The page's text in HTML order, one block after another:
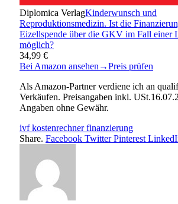
Diplomica VerlagKinderwunsch und
Reproduktionsmedizin. Ist die
Eizellspende über die GKV im Fall einer
möglich?
34,99 €
Bei Amazon ansehen →Preis prüfen
Als Amazon-Partner verdiene ich an
Verkäufen. Preisangaben inkl.
Angaben ohne Gewähr.
ivf kostenrechner finanzierung
Share. Facebook Twitter Pinterest